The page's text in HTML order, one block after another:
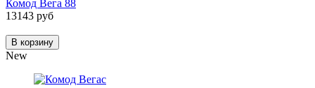
Комод Вега 88
13143 руб
В корзину
New